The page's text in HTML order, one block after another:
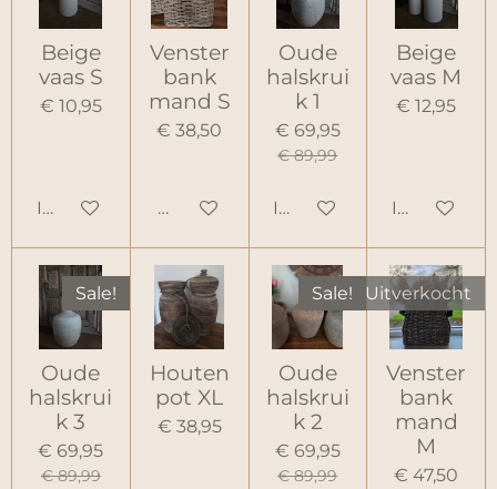
Beige
vaas S
€ 10,95
In winkelwagen
Venster
bank
mand S
€ 38,50
Houd mij op de hoogte
Oude
halskrui
k 1
€ 69,95
€ 89,99
In winkelwagen
Beige
vaas M
€ 12,95
In
Sale!
Oude
halskrui
k 3
€ 69,95
€ 89,99
Houten
pot XL
€ 38,95
Sale!
Oude
halskrui
k 2
€ 69,95
€ 89,99
Uitverkocht
Venster
bank
mand
M
€ 47,50